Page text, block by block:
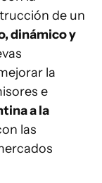
de un
dinámico y
la
e
a la
las